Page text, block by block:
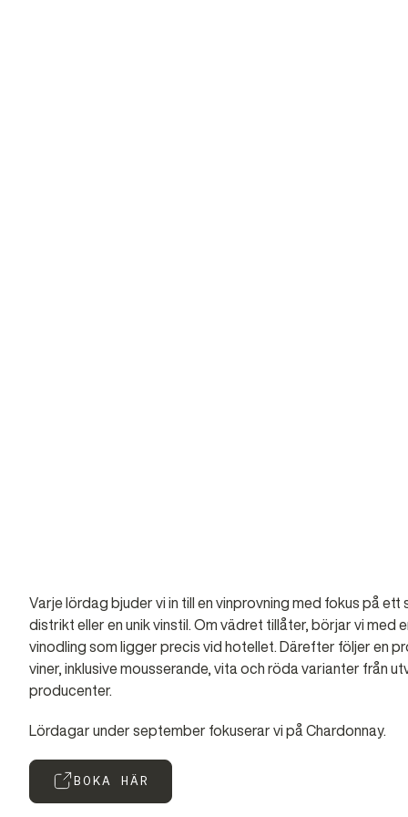
Varje lördag bjuder vi in till en vinprovning med fokus på ett
distrikt eller en unik vinstil. Om vädret tillåter, börjar vi med
vinodling som ligger precis vid hotellet. Därefter följer en
viner, inklusive mousserande, vita och röda varianter från
producenter.
Lördagar under september fokuserar vi på Chardonnay.
BOKA HÄR